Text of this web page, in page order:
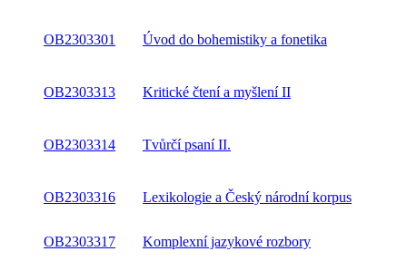
OB2303301 Úvod do bohemistiky a fonetika
OB2303313 Kritické čtení a myšlení II
OB2303314 Tvůrčí psaní II.
OB2303316 Lexikologie a Český národní korpus
OB2303317 Komplexní jazykové rozbory